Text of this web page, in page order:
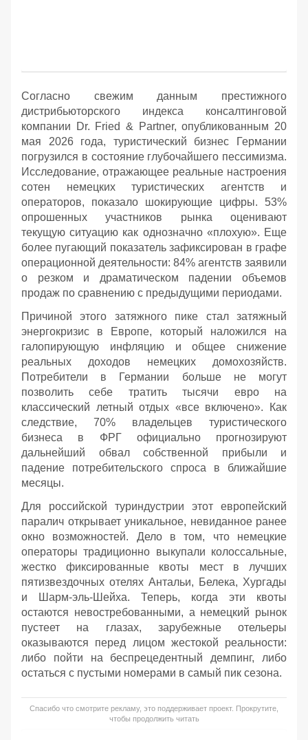
Согласно свежим данным престижного
дистрибьюторского индекса консалтинговой
компании Dr. Fried & Partner, опубликованным 20
мая 2026 года, туристический бизнес Германии
погрузился в состояние глубочайшего пессимизма.
Исследование, отражающее реальные настроения
сотен немецких туристических агентств и
операторов, показало шокирующие цифры. 53%
опрошенных участников рынка оценивают
текущую ситуацию как однозначно «плохую». Еще
более пугающий показатель зафиксирован в графе
операционной деятельности: 84% агентств заявили
о резком и драматическом падении объемов
продаж по сравнению с предыдущими периодами.
Причиной этого затяжного пике стал затяжный
энергокризис в Европе, который наложился на
галопирующую инфляцию и общее снижение
реальных доходов немецких домохозяйств.
Потребители в Германии больше не могут
позволить себе тратить тысячи евро на
классический летный отдых «все включено». Как
следствие, 70% владельцев туристического
бизнеса в ФРГ официально прогнозируют
дальнейший обвал собственной прибыли и
падение потребительского спроса в ближайшие
месяцы.
Для российской туриндустрии этот европейский
паралич открывает уникальное, невиданное ранее
окно возможностей. Дело в том, что немецкие
операторы традиционно выкупали колоссальные,
жестко фиксированные квоты мест в лучших
пятизвездочных отелях Антальи, Белека, Хургады
и Шарм-эль-Шейха. Теперь, когда эти квоты
остаются невостребованными, а немецкий рынок
пустеет на глазах, зарубежные отельеры
оказываются перед лицом жестокой реальности:
либо пойти на беспрецедентный демпинг, либо
остаться с пустыми номерами в самый пик сезона.
Спасибо что смотрите рекламу, это поддерживает проект. Прокрутите,
чтобы продолжить читать